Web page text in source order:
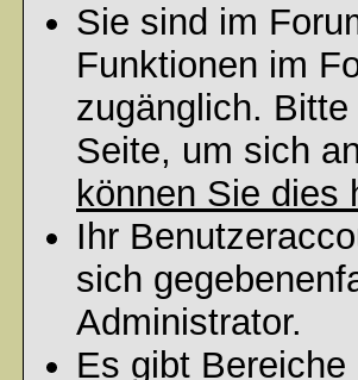
Sie sind im
Funktionen im
zugänglich.
Seite, um sich
können Sie dies
Ihr
sich
Administrator.
Es gibt